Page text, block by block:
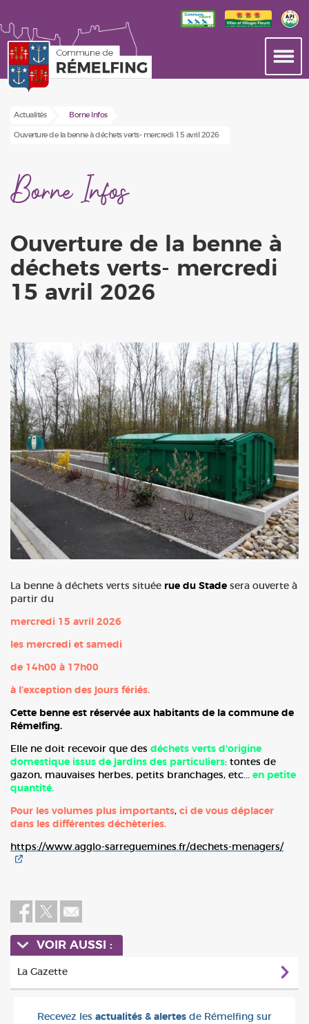
Actualités Borne Infos
Ouverture de la benne à déchets verts- mercredi 15 avril 2026
Borne Infos
Ouverture de la benne à
déchets verts- mercredi
15 avril 2026
La benne à déchets verts située rue du Stade sera ouverte à
partir du
mercredi 15 avril 2026
les mercredi et samedi
de 14h00 à 17h00
à l’exception des jours fériés.
Cette benne est réservée aux habitants de la commune de
Rémelfing.
Elle ne doit recevoir que des déchets verts d'origine
domestique issus de jardins des particuliers: tontes de
gazon, mauvaises herbes, petits branchages, etc... en petite
quantité.
Pour les volumes plus importants, ci de vous déplacer
dans les différentes déchèteries.
https://www.agglo-sarreguemines.fr/dechets-menagers/
VOIR AUSSI :
La Gazette
Recevez les actualités & alertes de Rémelfing sur